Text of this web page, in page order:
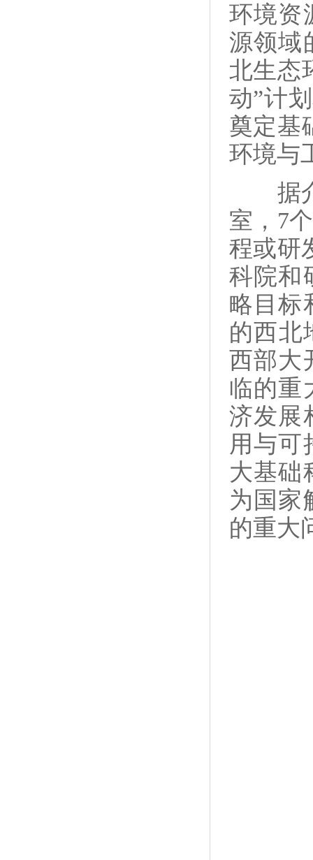
环境资
源领域
北生态
动”计
奠定基
环境与
据介
室，7
程或研
科院和
略目标
的西北
西部大
临的重
济发展
用与可
大基础
为国家
的重大